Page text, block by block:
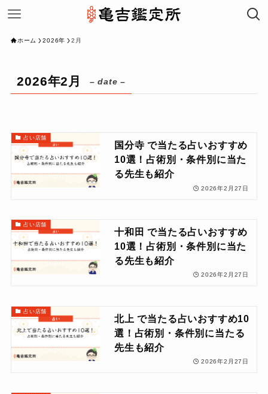
ホーム 2026年 2月
2026年2月 – date –
占い店舗
国分寺 で当たる占いおすすめ
10選！占術別・条件別に当た
る先生も紹介
2026年2月27日
占い店舗
十和田 で当たる占いおすすめ
10選！占術別・条件別に当た
る先生も紹介
2026年2月27日
占い店舗
北上 で当たる占いおすすめ10
選！占術別・条件別に当たる
先生も紹介
2026年2月27日